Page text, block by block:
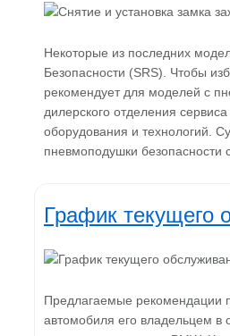
Некоторые из последних
Безопасности (SRS). Чтобы
рекомендует для моделей с
дилерского отделения
оборудования и технологий.
пневмоподушки безопасности
График текущего
Предлагаемые рекомендации
автомобиля его владельцем в